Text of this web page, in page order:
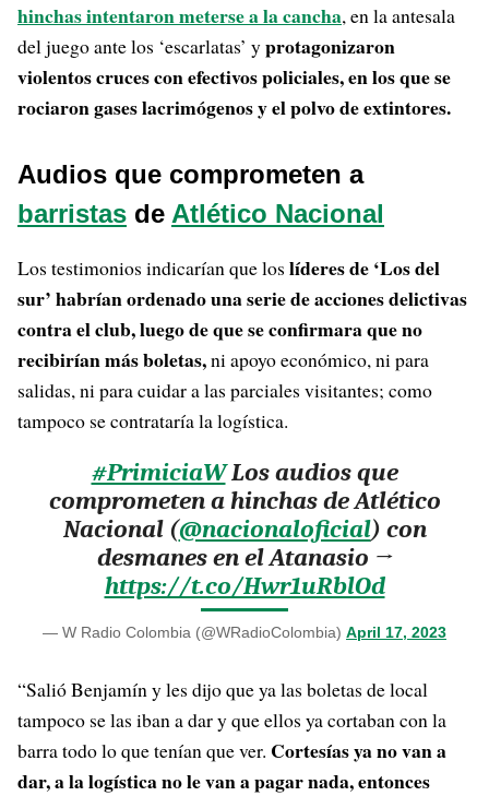
hinchas intentaron meterse a la cancha, en la antesala
del juego ante los ‘escarlatas’ yprotagonizaron
violentos cruces con efectivos policiales, en los que se
rociaron gases lacrimógenos y el polvo de extintores.
Audios que comprometen a
barristas de Atlético Nacional
Los testimonios indicarían que los líderes de ‘Los del
sur’ habrían ordenado una serie de acciones delictivas
contra el club, luego de que se confirmara que no
recibirían más boletas,ni apoyo económico, ni para
salidas, ni para cuidar a las parciales visitantes; como
tampoco se contrataría la logística.
#PrimiciaWLos audios que
comprometen a hinchas de Atlético
Nacional (@nacionaloficial) con
desmanes en el Atanasio →
https://t.co/Hwr1uRblOd
— W Radio Colombia (@WRadioColombia) April 17, 2023
“Salió Benjamín y les dijo que ya las boletas de local
tampoco se las iban a dar y que ellos ya cortaban con la
barra todo lo que tenían que ver. Cortesías ya no van a
dar, a la logística no le van a pagar nada, entonces